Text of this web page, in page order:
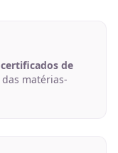
certificados de
das matérias-